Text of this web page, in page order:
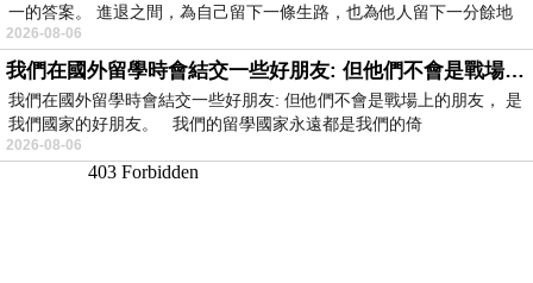
一的答案。 進退之間，為自己留下一條生路，也為他人留下一分餘地
2026-08-06
我們在國外留學時會結交一些好朋友: 但他們不會是戰場上的朋友
我們在國外留學時會結交一些好朋友: 但他們不會是戰場上的朋友， 是
我們國家的好朋友。 我們的留學國家永遠都是我們的倚
2026-08-06